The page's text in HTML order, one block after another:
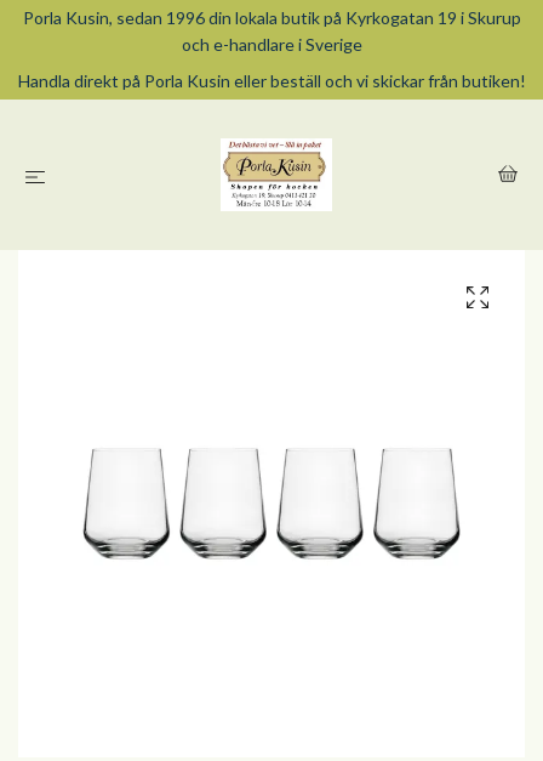
Porla Kusin, sedan 1996 din lokala butik på Kyrkogatan 19 i Skurup
och e-handlare i Sverige
Handla direkt på Porla Kusin eller beställ och vi skickar från butiken!